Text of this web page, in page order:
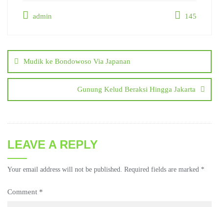
admin 145
navigation
Mudik ke Bondowoso Via Japanan
Gunung Kelud Beraksi Hingga Jakarta
LEAVE A REPLY
Your email address will not be published. Required fields are marked *
Comment *